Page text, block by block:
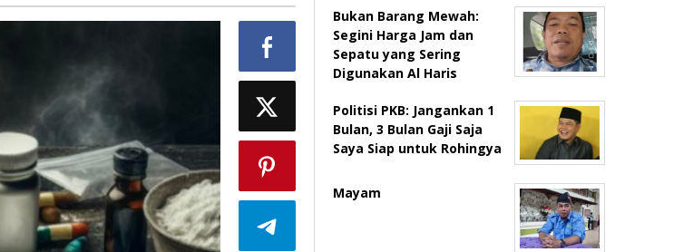
Bukan Barang Mewah:
Segini Harga Jam dan
Sepatu yang Sering
Digunakan Al Haris
Politisi PKB: Jangankan 1
Bulan, 3 Bulan Gaji Saja
Saya Siap untuk Rohingya
Mayam